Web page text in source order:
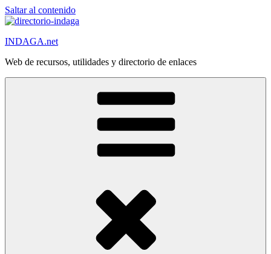
Saltar al contenido
INDAGA.net
Web de recursos, utilidades y directorio de enlaces